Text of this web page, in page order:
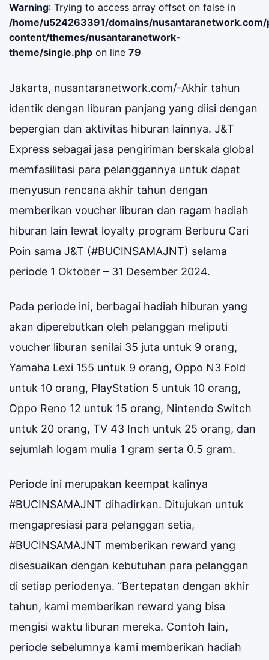
Warning: Trying to access array offset on false in
/home/u524263391/domains/
content/themes/nusantaranetwork-
theme/single.php on line 79
Jakarta, nusantaranetwork.com/-Akhir tahun
identik dengan liburan panjang yang diisi dengan
bepergian dan aktivitas hiburan lainnya. J&T
Express sebagai jasa pengiriman berskala global
memfasilitasi para pelanggannya untuk dapat
menyusun rencana akhir tahun dengan
memberikan voucher liburan dan ragam hadiah
hiburan lain lewat loyalty program Berburu Cari
Poin sama J&T (#BUCINSAMAJNT) selama
periode 1 Oktober – 31 Desember 2024.
Pada periode ini, berbagai hadiah hiburan yang
akan diperebutkan oleh pelanggan meliputi
voucher liburan senilai 35 juta untuk 9 orang,
Yamaha Lexi 155 untuk 9 orang, Oppo N3 Fold
untuk 10 orang, PlayStation 5 untuk 10 orang,
Oppo Reno 12 untuk 15 orang, Nintendo Switch
untuk 20 orang, TV 43 Inch untuk 25 orang, dan
sejumlah logam mulia 1 gram serta 0.5 gram.
Periode ini merupakan keempat kalinya
#BUCINSAMAJNT dihadirkan. Ditujukan untuk
mengapresiasi para pelanggan setia,
#BUCINSAMAJNT memberikan reward yang
disesuaikan dengan kebutuhan para pelanggan
di setiap periodenya. “Bertepatan dengan akhir
tahun, kami memberikan reward yang bisa
mengisi waktu liburan mereka. Contoh lain,
periode sebelumnya kami memberikan hadiah